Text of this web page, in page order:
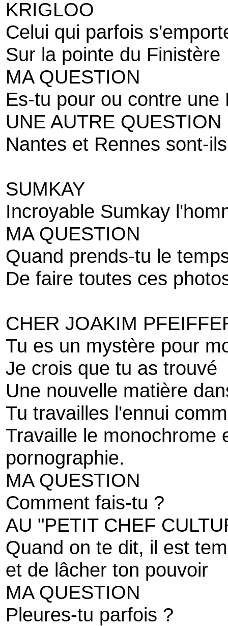
KRIGLOO
Celui qui parfois
Sur la pointe du Finistère
MA QUESTION
Es-tu pour ou contre
UNE AUTRE QUESTION
Nantes et Rennes sont-
SUMKAY
Incroyable Sumkay
MA QUESTION
Quand prends-tu le
De faire toutes ces
CHER JOAKIM
Tu es un mystère pour
Je crois que tu as trouvé
Une nouvelle matière
Tu travailles l'ennui
Travaille le monochrome
pornographie.
MA QUESTION
Comment fais-tu ?
AU "PETIT CHEF
Quand on te dit, il est
et de lâcher ton pouvoir
MA QUESTION
Pleures-tu parfois ?